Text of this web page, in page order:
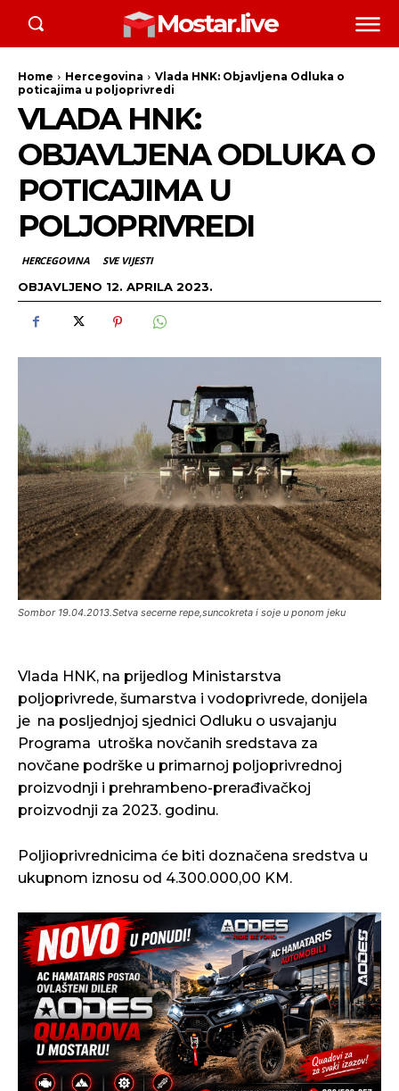
Mostar.live
Home Hercegovina
Vlada HNK: Objavljena Odluka o
poticajima u poljoprivredi
VLADA HNK:
OBJAVLJENA ODLUKA O
POTICAJIMA U
POLJOPRIVREDI
HERCEGOVINA SVE VIJESTI
OBJAVLJENO 12. APRILA 2023.
Sombor 19.04.2013.Setva secerne repe,suncokreta i soje u ponom jeku
Vlada HNK, na prijedlog Ministarstva
poljoprivrede, šumarstva i vodoprivrede, donijela
je na posljednjoj sjednici Odluku o usvajanju
Programa utroška novčanih sredstava za
novčane podrške u primarnoj poljoprivrednoj
proizvodnji i prehrambeno-prerađivačkoj
proizvodnji za 2023. godinu.
Poljioprivrednicima će biti doznačena sredstva u
ukupnom iznosu od 4.300.000,00 KM.